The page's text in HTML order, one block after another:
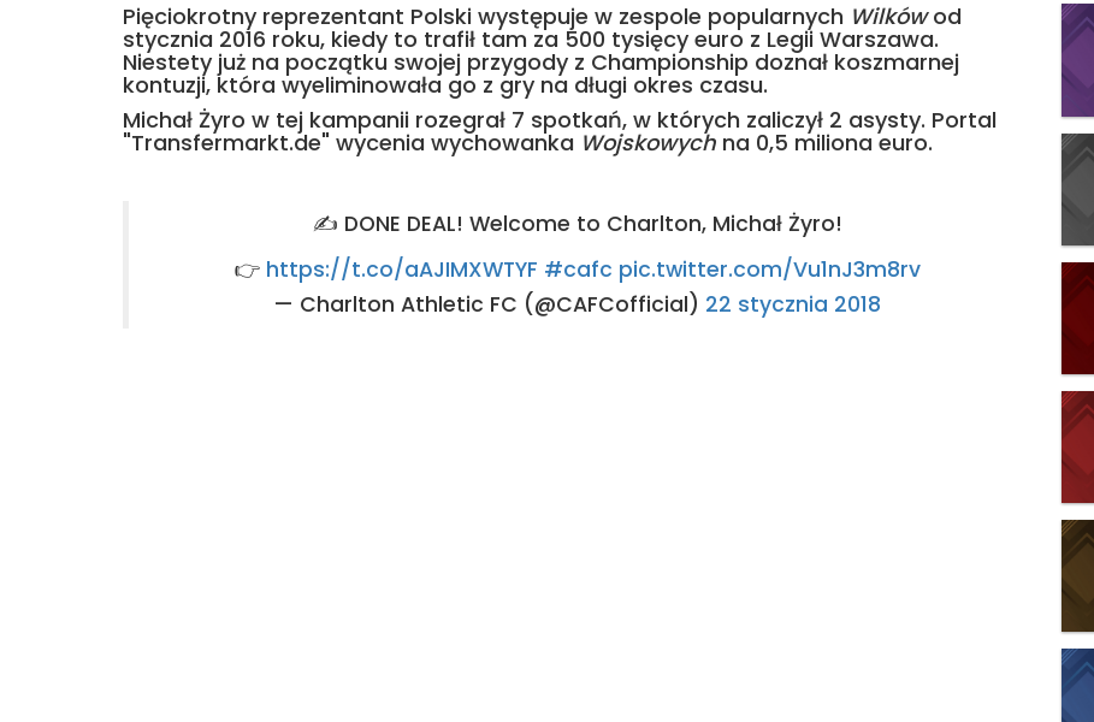
Pięciokrotny reprezentant Polski występuje w zespole popularnych Wilkówod
stycznia 2016 roku, kiedy to trafił tam za 500 tysięcy euro z Legii Warszawa.
Niestety już na początku swojej przygody z Championship doznał koszmarnej
kontuzji, która wyeliminowała go z gry na długi okres czasu.
Michał Żyro w tej kampanii rozegrał 7 spotkań, w których zaliczył 2 asysty. Portal
"Transfermarkt.de" wycenia wychowanka Wojskowych na 0,5 miliona euro.
✍️ DONE DEAL! Welcome to Charlton, Michał Żyro!
👉 https://t.co/aAJIMXWTYF #cafc pic.twitter.com/Vu1nJ3m8rv
— Charlton Athletic FC (@CAFCofficial) 22 stycznia 2018